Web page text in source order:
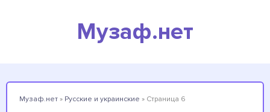
Музаф.нет
Музаф.нет » Русские и украинские » Страница 6